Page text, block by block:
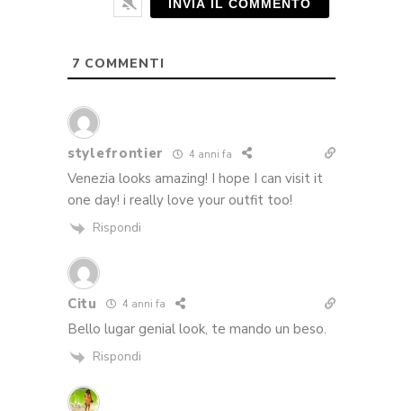
7 COMMENTI
stylefrontier 4 anni fa
Venezia looks amazing! I hope I can visit it
one day! i really love your outfit too!
Rispondi
Citu 4 anni fa
Bello lugar genial look, te mando un beso.
Rispondi